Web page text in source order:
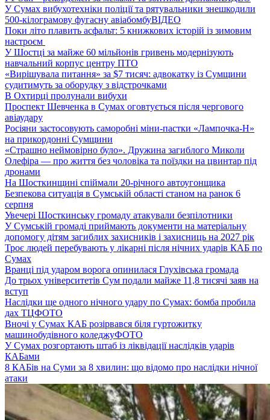
У Сумах вибухотехніки поліції та рятувальники знешкодили
500-кілограмову фугасну авіабомбуВІДЕО
Поки літо плавить асфальт: 5 книжкових історій із зимовим
настроєм
У Шостці за майже 60 мільйонів гривень модернізують
навчальний корпус центру ПТО
«Вирішувала питання» за $7 тисяч: адвокатку із Сумщини
судитимуть за оборудку з відстрочками
В Охтирці пролунали вибухи
Проспект Шевченка в Сумах оговтується після чергового
авіаудару
Росіяни застосовують саморобні міни-пастки «Лампочка-Н»
на прикордонні Сумщини
«Страшно неймовірно було». Дружина загиблого Миколи
Олефіра — про життя без чоловіка та поїздки на цвинтар під
дронами
На Шосткинщині спіймали 20-річного автоугонщика
Безпекова ситуація в Сумській області станом на ранок 6
серпня
Увечері Шосткинську громаду атакували безпілотники
У Сумській громаді приймають документи на матеріальну
допомогу дітям загиблих захисників і захисниць на 2027 рік
Троє людей перебувають у лікарні після нічних ударів КАБ по
Сумах
Вранці під ударом ворога опинилася Глухівська громада
До трьох університетів Сум подали майже 11,8 тисячі заяв на
вступ
Наслідки ще одного нічного удару по Сумах: бомба пробила
дах ТЦФОТО
Вночі у Сумах КАБ розірвався біля гуртожитку
машинобудівного коледжуФОТО
У Сумах розгортають штаб із ліквідації наслідків ударів
КАБами
8 КАБів на Суми за 8 хвилин: що відомо про наслідки нічної
атаки